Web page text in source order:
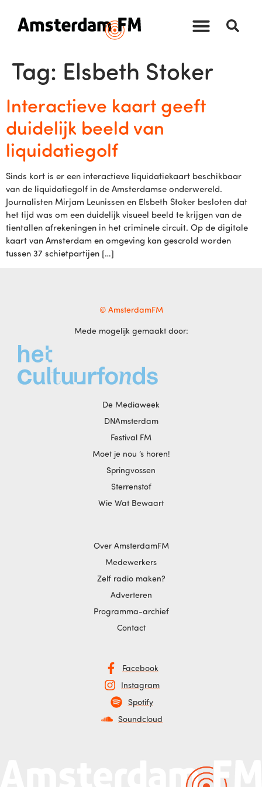
Tag: Elsbeth Stoker
Interactieve kaart geeft
duidelijk beeld van
liquidatiegolf
Sinds kort is er een interactieve liquidatiekaart beschikbaar
van de liquidatiegolf in de Amsterdamse onderwereld.
Journalisten Mirjam Leunissen en Elsbeth Stoker besloten dat
het tijd was om een duidelijk visueel beeld te krijgen van de
tientallen afrekeningen in het criminele circuit. Op de digitale
kaart van Amsterdam en omgeving kan gescrold worden
tussen 37 schietpartijen […]
© AmsterdamFM
Mede mogelijk gemaakt door:
De Mediaweek
DNAmsterdam
Festival FM
Moet je nou ‘s horen!
Springvossen
Sterrenstof
Wie Wat Bewaart
Over AmsterdamFM
Medewerkers
Zelf radio maken?
Adverteren
Programma-archief
Contact
Facebook
Instagram
Spotify
Soundcloud